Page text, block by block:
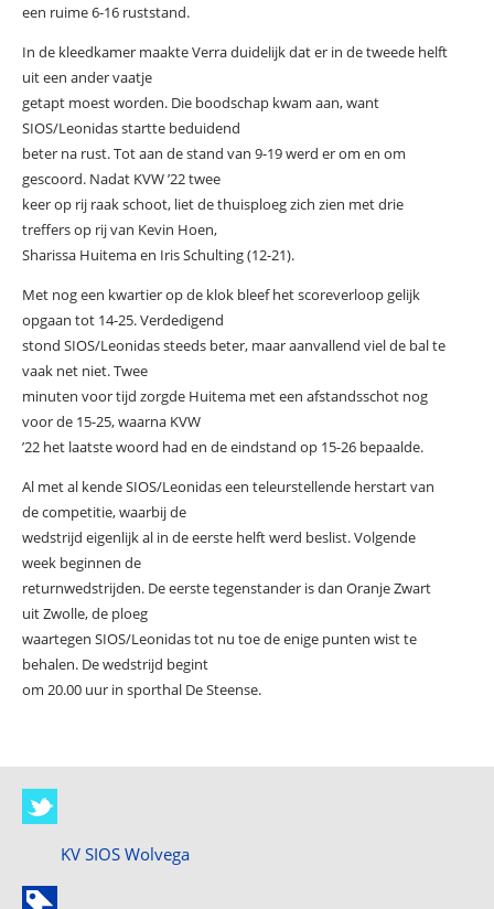
een ruime 6-16 ruststand.
In de kleedkamer maakte Verra duidelijk dat er in de tweede helft
uit een ander vaatje
getapt moest worden. Die boodschap kwam aan, want
SIOS/Leonidas startte beduidend
beter na rust. Tot aan de stand van 9-19 werd er om en om
gescoord. Nadat KVW ’22 twee
keer op rij raak schoot, liet de thuisploeg zich zien met drie
treffers op rij van Kevin Hoen,
Sharissa Huitema en Iris Schulting (12-21).
Met nog een kwartier op de klok bleef het scoreverloop gelijk
opgaan tot 14-25. Verdedigend
stond SIOS/Leonidas steeds beter, maar aanvallend viel de bal te
vaak net niet. Twee
minuten voor tijd zorgde Huitema met een afstandsschot nog
voor de 15-25, waarna KVW
’22 het laatste woord had en de eindstand op 15-26 bepaalde.
Al met al kende SIOS/Leonidas een teleurstellende herstart van
de competitie, waarbij de
wedstrijd eigenlijk al in de eerste helft werd beslist. Volgende
week beginnen de
returnwedstrijden. De eerste tegenstander is dan Oranje Zwart
uit Zwolle, de ploeg
waartegen SIOS/Leonidas tot nu toe de enige punten wist te
behalen. De wedstrijd begint
om 20.00 uur in sporthal De Steense.
KV SIOS Wolvega